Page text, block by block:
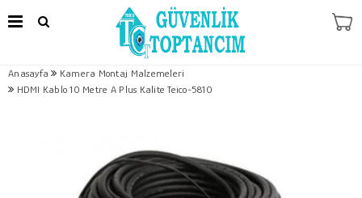
Anasayfa
Kamera Montaj Malzemeleri
HDMI Kablo 10 Metre A Plus Kalite Teico-5810